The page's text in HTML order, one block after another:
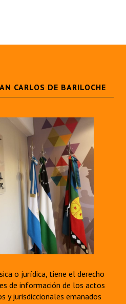
CARLOS DE BARILOCHE
o jurídica, tiene el derecho
de información de los actos
y jurisdiccionales emanados